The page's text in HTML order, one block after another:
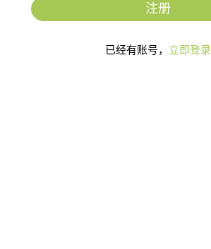
注册
已经有账号， 立即登录